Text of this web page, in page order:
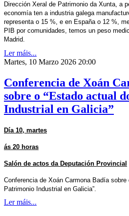
Dirección Xeral de Patrimonio da Xunta, a
economía ten a industria galega
representa o 15 %, e en España o 12 %,
PIB por comunidades, temos un peso
Madrid.
Ler máis...
Martes, 10 Marzo 2026 20:00
Conferencia de Xoán
sobre o “Estado actual
Industrial en Galicia”
Día 10, martes
ás 20 horas
Salón de actos da Deputación Provincial
Conferencia de Xoán Carmona Badía sobre
Patrimonio Industrial en Galicia”.
Ler máis...